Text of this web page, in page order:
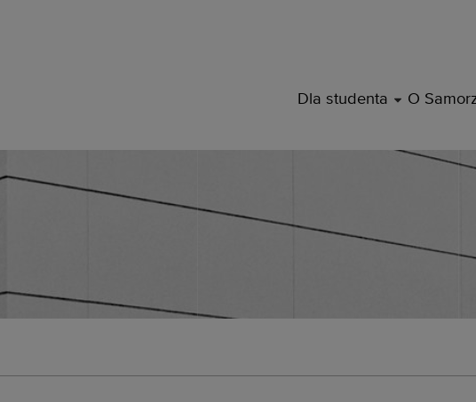
Studencki PolitechnikiDla studenta DROPDOWN
O